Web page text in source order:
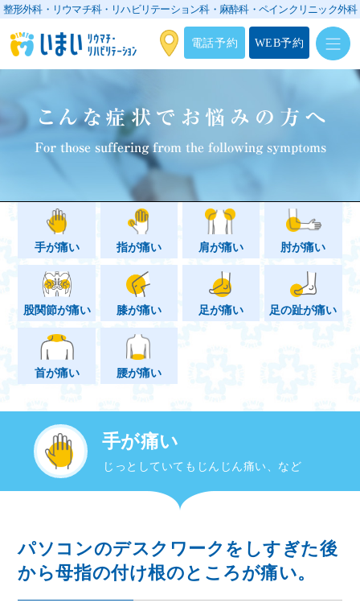
整形外科・リウマチ科・リハビリテーション科・ 麻酔科・ペインクリニック外科
電話予約 WEB予約
こんな症状でお悩みの方へ
For those suffering from the following symptoms
手が痛い 指が痛い 肩が痛い 肘が痛い
股関節が痛い 膝が痛い 足が痛い 足の趾が痛い
首が痛い 腰が痛い
手が痛い
じっとしていてもじんじん痛い、など
パソコンのデスクワークをしすぎた後
から母指の付け根のところが痛い。